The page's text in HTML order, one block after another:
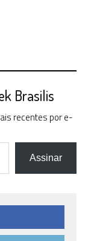
Brasilis
recentes por e-
Assinar